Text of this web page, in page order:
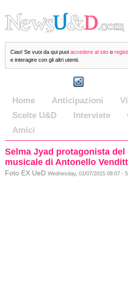
Ciao! Se vuoi da qui puoi accedere al sito o
e interagire con gli altri utenti.
Home Anticipazioni
Scelte U&D
Interviste
Amici
Selma Jyad protagonista
musicale di Antonello
Foto EX UeD Wednesday, 01/07/2015 08:07 -